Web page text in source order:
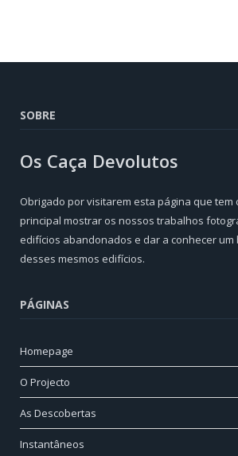
SOBRE
Os Caça Devolutos
Obrigado por visitarem esta página que tem
principal mostrar os nossos trabalhos
edifícios abandonados e dar a conhecer
desses mesmos edifícios.
PÁGINAS
Homepage
O Projecto
As Descobertas
Instantâneos